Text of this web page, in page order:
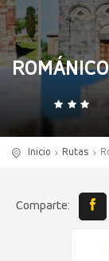
Inicio Rutas
Comparte: